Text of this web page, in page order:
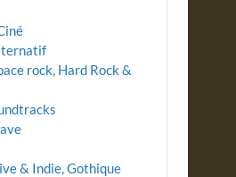
rock, Hard Rock &
& Indie, Gothique